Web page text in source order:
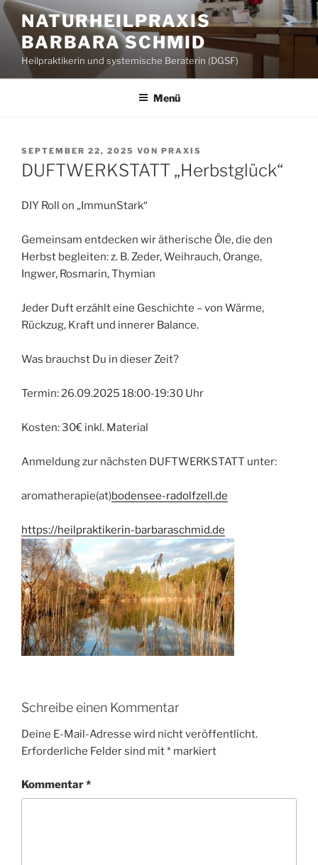
Zum
Inhalt
springen
NATURHEILPRAXIS
BARBARA SCHMID
Heilpraktikerin und systemische Beraterin (DGSF)
Menü
VERÖFFENTLICHT
AM
SEPTEMBER 22, 2025 VON PRAXIS
DUFTWERKSTATT „Herbstglück“
DIY Roll on „ImmunStark“
Gemeinsam entdecken wir ätherische Öle, die den
Herbst begleiten: z. B. Zeder, Weihrauch, Orange,
Ingwer, Rosmarin, Thymian
Jeder Duft erzählt eine Geschichte – von Wärme,
Rückzug, Kraft und innerer Balance.
Was brauchst Du in dieser Zeit?
Termin: 26.09.2025 18:00-19:30 Uhr
Kosten: 30€ inkl. Material
Anmeldung zur nächsten DUFTWERKSTATT unter:
aromatherapie(at)bodensee-radolfzell.de
https://heilpraktikerin-barbaraschmid.de
Schreibe einen Kommentar
Deine E-Mail-Adresse wird nicht veröffentlicht.
Erforderliche Felder sind mit* markiert
Kommentar*